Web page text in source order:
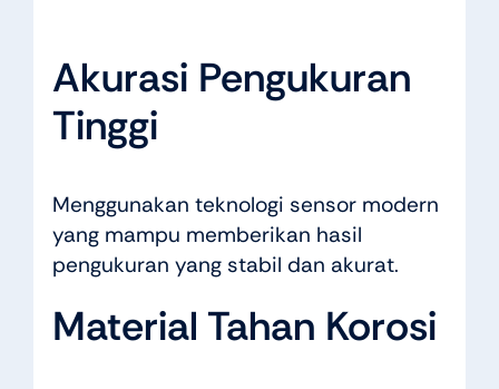
Akurasi Pengukuran
Tinggi
Menggunakan teknologi sensor modern
yang mampu memberikan hasil
pengukuran yang stabil dan akurat.
Material Tahan Korosi